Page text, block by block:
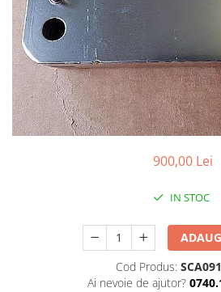
900,00 Lei
IN STOC
Cod Produs:
Ai nevoie de ajutor?